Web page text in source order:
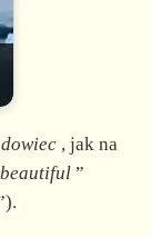
, jak na
”